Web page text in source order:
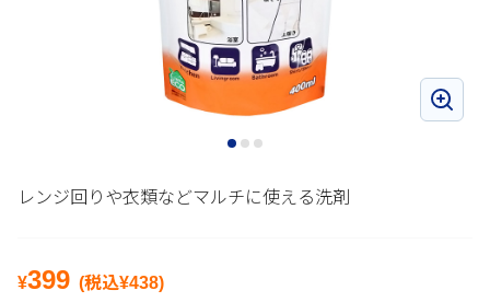
レンジ回りや衣類などマルチに使える洗剤
¥399 (税込¥438)